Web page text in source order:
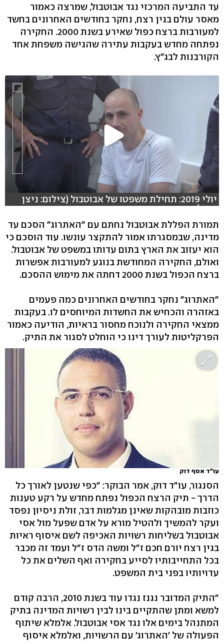
עד התביעה המרכזי נגד אבוטבול, שמרצה כאמור
מאסר עולם בגין רצח, נחקר בחודשים האחרונים בחשד
למעורבות ברצח כפול שאירע בשנת 2000. החקירה
נפתחה מחדש בעקבות עתירה שהגישה משפחת אחד
הקורבנות לבג"ץ.
יולי 2019: תחילת משפטו של אבוטבול (צילום: ניצן
דרור)
תמורת הפללת אבוטבול נחתם עם "האתרוג" הסכם עד
מדינה, שבמסגרתו אמור להתקצר עונשו. עוד הוסכם כי
הוא יעזוב את הארץ בתום עדותו במשפט של אבוטבול.
ואולם, החקירה המחודשת בנוגע למעורבות אפשרות
ברצח הכפול בשנת 2000 דחתה את מימוש ההסכם.
"האתרוג" נחקר בחודשים האחרונים כמה פעמים
באזהרה והכחיש את החשדות המיוחסים לו. בעקבות
ממצאי החקירה ולנוכח מחסור בראיות, הודיעה כאמור
הפרקליטות לעורך דינו כי הוחלט לסגור את התיק.
עו"ד אסף דוק
הסנגור, עו"ד דוק, אמר הבוקר: "כפי שנטען לאורך כל
הדרך - תיק הרצח הכפול נפתח מחדש על רקע טענות
כוזבות מובהקות שאינן מגלמות דבר, זולת ניסיון נפסד
ועקר להמשיך ולהטיל מורא על אדם שפעל מול אסי
אבוטבול בשליחות רשויות האכיפה לשם איסוף ראיות
בגין רצח יורם חכם ז"ל ומשה הדס ז"ל ועמד זה מכבר
בכל התחייבותיו לסייע בחקירה ואף השלים את כל
עדויותיו בפני בית המשפט.
"התיק המדובר נגנז נגדו עוד בשנת 2010, הרבה קודם
למשא ומתן שהתקיים בינו לבין רשויות המדינה בתיק
המתנהל בימים אלו נגד אסי אבוטבול. אלמלא שיתוף
הפעולה של 'האתרוג' עם הרשויות, ואלמלא איסוף